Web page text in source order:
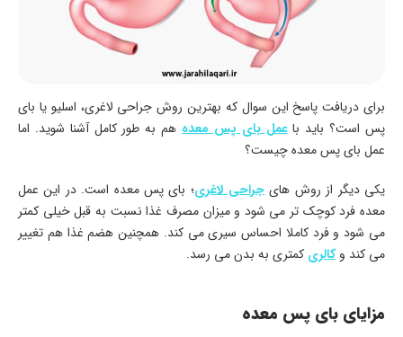
برای دریافت پاسخ این سوال که بهترین روش جراحی لاغری، اسلیو یا بای
پس است؟ باید باعمل بای پس معده هم به طور کامل آشنا شوید. اما
عمل بای پس معده چیست؟
یکی دیگر از روش های جراحی لاغری؛ بای پس معده است. در این عمل
معده فرد کوچک تر می شود و میزان مصرف غذا نسبت به قبل خیلی کمتر
می شود و فرد کاملا احساس سیری می کند. همچنین هضم غذا هم تغییر
می کند وکالری کمتری به بدن می رسد.
مزایای بای پس معده